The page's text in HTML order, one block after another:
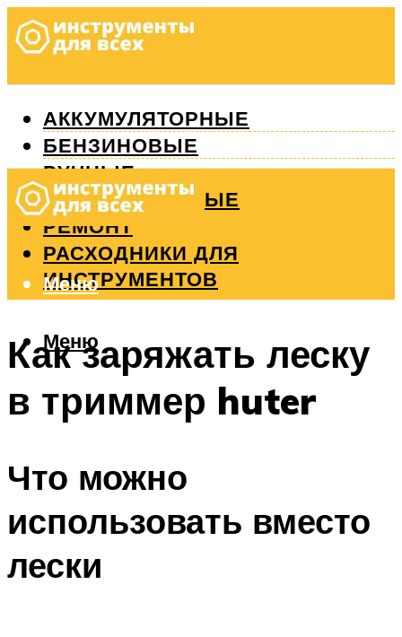
АККУМУЛЯТОРНЫЕ
БЕНЗИНОВЫЕ
РУЧНЫЕ
ИЗМЕРИТЕЛЬНЫЕ
РЕМОНТ
РАСХОДНИКИ ДЛЯ
ИНСТРУМЕНТОВ
Меню
Меню
Как заряжать леску
в триммер huter
Что можно
использовать вместо
лески